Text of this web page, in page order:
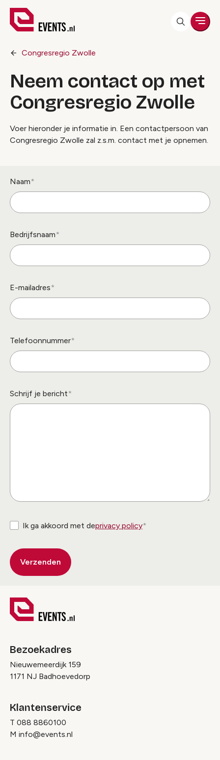
Congresregio Zwolle
Neem contact op met
Congresregio Zwolle
Voer hieronder je informatie in. Een contactpersoon van
Congresregio Zwolle zal z.s.m. contact met je opnemen.
Naam
Bedrijfsnaam
E-mailadres
Telefoonnummer
Schrijf je bericht
Ik ga akkoord met deprivacy policy
Bezoekadres
Nieuwemeerdijk 159
1171 NJ Badhoevedorp
Klantenservice
T 088 8860100
M info@events.nl